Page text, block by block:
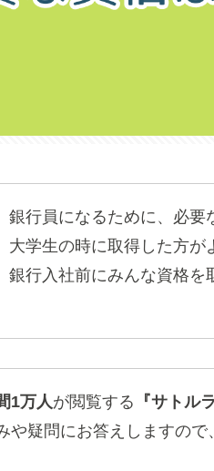
銀行員になるために、必要
大学生の時に取得した方が
銀行入社前にみんな資格を
1万人が閲覧する 『サトル
や疑問にお答えしますの